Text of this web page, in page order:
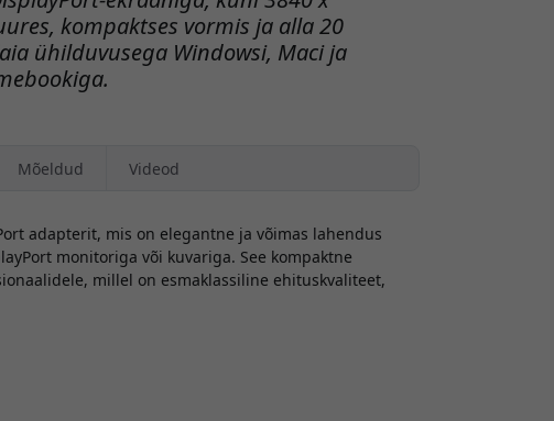
kompaktses vormis ja alla 20
ühilduvusega Windowsi, Maci ja
Mõeldud Videod
adapterit, mis on elegantne ja võimas lahendus
monitoriga või kuvariga. See kompaktne
millel on esmaklassiline ehituskvaliteet,